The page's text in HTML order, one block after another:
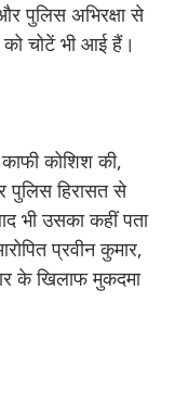
पुलिस अभिरक्षा से
को चोटें भी आई हैं।
कोशिश की,
पुलिस हिरासत से
भी उसका कहीं पता
प्रवीन कुमार,
के खिलाफ मुकदमा